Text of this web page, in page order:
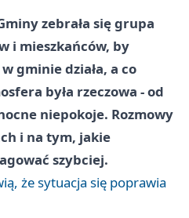
zebrała się grupa
i mieszkańców, by
gminie działa, a co
była rzeczowa - od
niepokoje. Rozmowy
i na tym, jakie
szybciej.
że sytuacja się poprawia